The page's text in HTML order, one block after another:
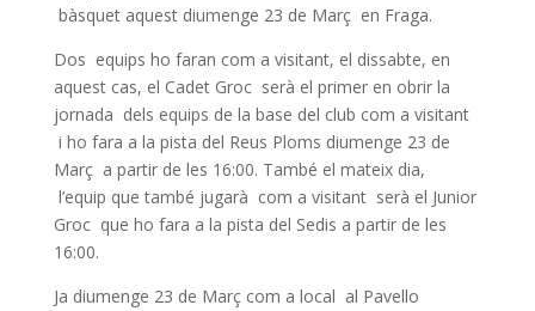
bàsquet aquest diumenge 23 de Març en Fraga.
Dos equips ho faran com a visitant, el dissabte, en
aquest cas, el Cadet Groc serà el primer en obrir la
jornada dels equips de la base del club com a visitant
i ho fara a la pista del Reus Ploms diumenge 23 de
Març a partir de les 16:00. També el mateix dia,
l’equip que també jugarà com a visitant serà el Junior
Groc que ho fara a la pista del Sedis a partir de les
16:00.
Ja diumenge 23 de Març com a local al Pavello